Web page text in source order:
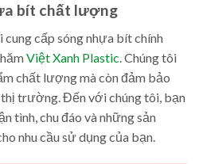
bít chất lượng
cấp sóng nhựa bít chính
Việt Xanh Plastic . Chúng tôi
chất lượng mà còn đảm bảo
trường. Đến với chúng tôi, bạn
tình, chu đáo và những sản
nhu cầu sử dụng của bạn.